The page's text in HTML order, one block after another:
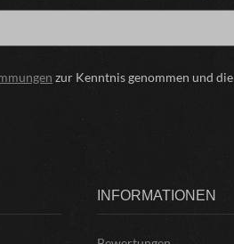
zur Kenntnis genommen und die
INFORMATIONEN